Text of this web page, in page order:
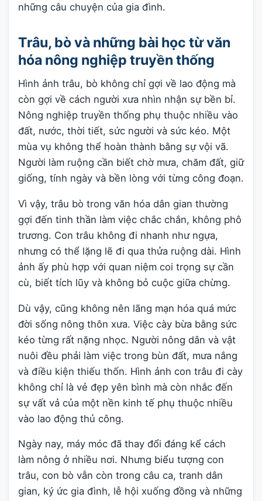
những câu chuyện của gia đình.
Trâu, bò và những bài học từ văn
hóa nông nghiệp truyền thống
Hình ảnh trâu, bò không chỉ gợi về lao động mà
còn gợi về cách người xưa nhìn nhận sự bền bỉ.
Nông nghiệp truyền thống phụ thuộc nhiều vào
đất, nước, thời tiết, sức người và sức kéo. Một
mùa vụ không thể hoàn thành bằng sự vội vã.
Người làm ruộng cần biết chờ mưa, chăm đất, giữ
giống, tính ngày và bền lòng với từng công đoạn.
Vì vậy, trâu bò trong văn hóa dân gian thường
gợi đến tinh thần làm việc chắc chắn, không phô
trương. Con trâu không đi nhanh như ngựa,
nhưng có thể lặng lẽ đi qua thửa ruộng dài. Hình
ảnh ấy phù hợp với quan niệm coi trọng sự cần
cù, biết tích lũy và không bỏ cuộc giữa chừng.
Dù vậy, cũng không nên lãng mạn hóa quá mức
đời sống nông thôn xưa. Việc cày bừa bằng sức
kéo từng rất nặng nhọc. Người nông dân và vật
nuôi đều phải làm việc trong bùn đất, mưa nắng
và điều kiện thiếu thốn. Hình ảnh con trâu đi cày
không chỉ là vẻ đẹp yên bình mà còn nhắc đến
sự vất vả của một nền kinh tế phụ thuộc nhiều
vào lao động thủ công.
Ngày nay, máy móc đã thay đổi đáng kể cách
làm nông ở nhiều nơi. Nhưng biểu tượng con
trâu, con bò vẫn còn trong câu ca, tranh dân
gian, ký ức gia đình, lễ hội xuống đồng và những